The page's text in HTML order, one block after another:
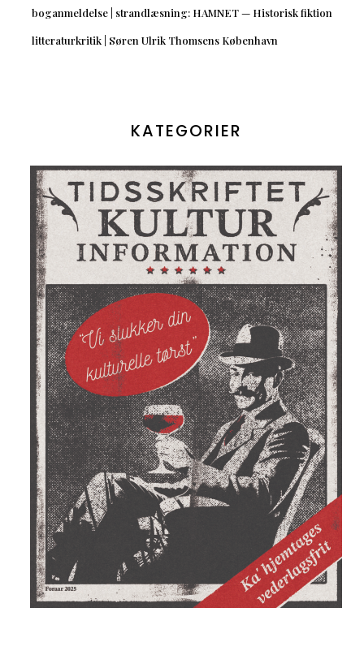
boganmeldelse | strandlæsning: HAMNET — Historisk fiktion
litteraturkritik | Søren Ulrik Thomsens København
KATEGORIER